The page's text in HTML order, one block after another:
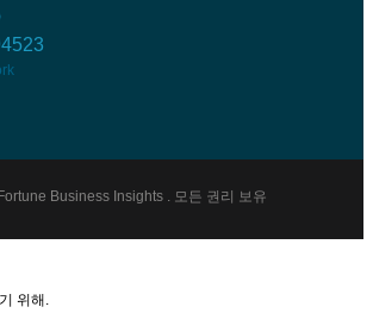
Business Insights . 모든 권리 보유
위해.